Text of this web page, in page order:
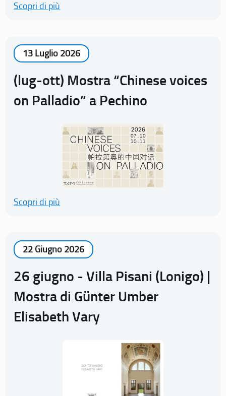
Scopri di più
13 Luglio 2026
(lug-ott) Mostra “Chinese voices
on Palladio” a Pechino
Scopri di più
22 Giugno 2026
26 giugno - Villa Pisani (Lonigo) |
Mostra di Günter Umber
Elisabeth Vary